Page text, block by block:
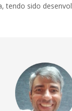
tendo sido